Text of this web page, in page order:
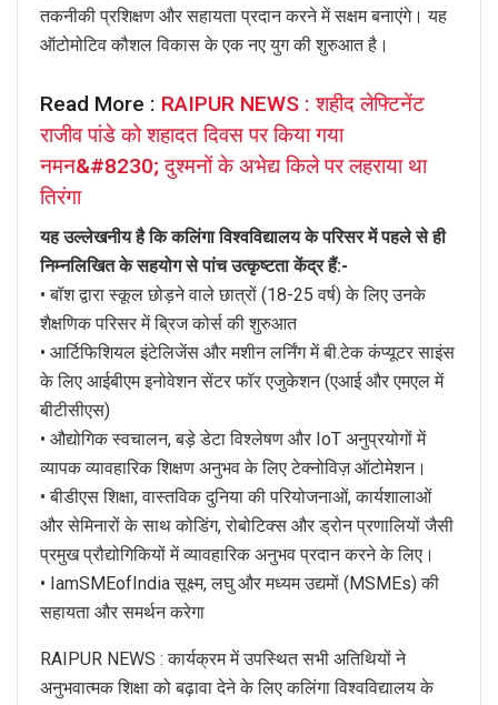
तकनीकी प्रशिक्षण और सहायता प्रदान करने में सक्षम बनाएंगे। यह
ऑटोमोटिव कौशल विकास के एक नए युग की शुरुआत है।
Read More : RAIPUR NEWS : शहीद लेफ्टिनेंट
राजीव पांडे को शहादत दिवस पर किया गया
नमन&#8230; दुश्मनों के अभेद्य किले पर लहराया था
तिरंगा
यह उल्लेखनीय है कि कलिंगा विश्वविद्यालय के परिसर में पहले से ही
निम्नलिखित के सहयोग से पांच उत्कृष्टता केंद्र हैं:-
• बॉश द्वारा स्कूल छोड़ने वाले छात्रों (18-25 वर्ष) के लिए उनके
शैक्षणिक परिसर में ब्रिज कोर्स की शुरुआत
• आर्टिफिशियल इंटेलिजेंस और मशीन लर्निंग में बी.टेक कंप्यूटर साइंस
के लिए आईबीएम इनोवेशन सेंटर फॉर एजुकेशन (एआई और एमएल में
बीटीसीएस)
• औद्योगिक स्वचालन, बड़े डेटा विश्लेषण और IoT अनुप्रयोगों में
व्यापक व्यावहारिक शिक्षण अनुभव के लिए टेक्नोविज़ ऑटोमेशन।
• बीडीएस शिक्षा, वास्तविक दुनिया की परियोजनाओं, कार्यशालाओं
और सेमिनारों के साथ कोडिंग, रोबोटिक्स और ड्रोन प्रणालियों जैसी
प्रमुख प्रौद्योगिकियों में व्यावहारिक अनुभव प्रदान करने के लिए।
• IamSMEofIndia सूक्ष्म, लघु और मध्यम उद्यमों (MSMEs) की
सहायता और समर्थन करेगा
RAIPUR NEWS : कार्यक्रम में उपस्थित सभी अतिथियों ने
अनुभवात्मक शिक्षा को बढ़ावा देने के लिए कलिंगा विश्वविद्यालय के